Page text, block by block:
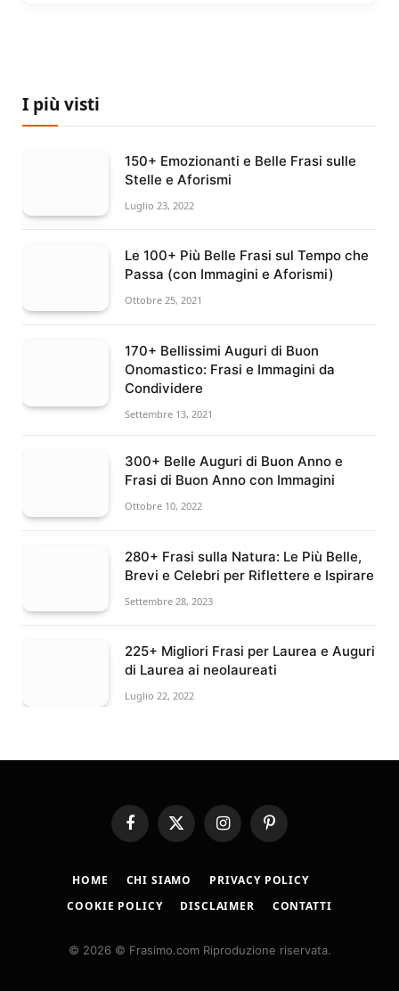
I più visti
150+ Emozionanti e Belle Frasi sulle
Stelle e Aforismi
Luglio 23, 2022
Le 100+ Più Belle Frasi sul Tempo che
Passa (con Immagini e Aforismi)
Ottobre 25, 2021
170+ Bellissimi Auguri di Buon
Onomastico: Frasi e Immagini da
Condividere
Settembre 13, 2021
300+ Belle Auguri di Buon Anno e
Frasi di Buon Anno con Immagini
Ottobre 10, 2022
280+ Frasi sulla Natura: Le Più Belle,
Brevi e Celebri per Riflettere e Ispirare
Settembre 28, 2023
225+ Migliori Frasi per Laurea e Auguri
di Laurea ai neolaureati
Luglio 22, 2022
Facebook
X
(Twitter)
InstagramPinterest
HOME CHI SIAMO
PRIVACY POLICY
COOKIE POLICY
DISCLAIMER CONTATTI
© 2026 © Frasimo.com Riproduzione riservata.